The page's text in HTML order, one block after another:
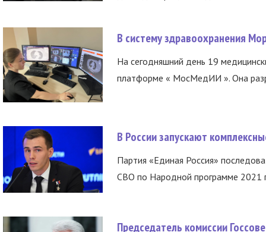
В систему здравоохранения
На сегодняшний день 19
платформе « МосМедИИ ». Она
В России запускают
Партия «Единая Россия»
СВО по Народной программе 2021
Председатель комиссии